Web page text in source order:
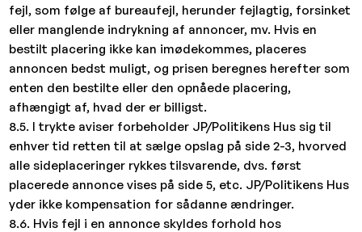
fejl, som følge af bureaufejl, herunder fejlagtig, forsinket
eller manglende indrykning af annoncer, mv. Hvis en
bestilt placering ikke kan imødekommes, placeres
annoncen bedst muligt, og prisen beregnes herefter som
enten den bestilte eller den opnåede placering,
afhængigt af, hvad der er billigst.
8.5. I trykte aviser forbeholder JP/Politikens Hus sig til
enhver tid retten til at sælge opslag på side 2-3, hvorved
alle sideplaceringer rykkes tilsvarende, dvs. først
placerede annonce vises på side 5, etc. JP/Politikens Hus
yder ikke kompensation for sådanne ændringer.
8.6. Hvis fejl i en annonce skyldes forhold hos